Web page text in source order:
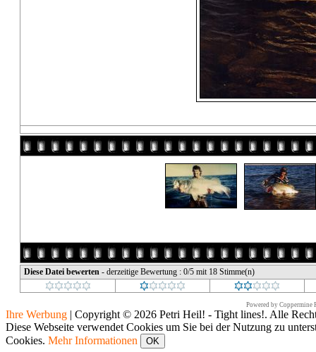
Diese Datei bewerten - derzeitige Bewertung : 0/5 mit 18 Stimme(n)
Powered by Coppermine
Ihre Werbung | Copyright © 2026 Petri Heil! - Tight lines!. Alle
Diese Webseite verwendet Cookies um Sie bei der Nutzung zu
Cookies. Mehr Informationen OK